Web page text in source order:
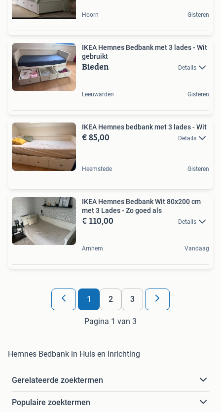
Hoorn Gisteren
IKEA Hemnes Bedbank met 3 lades - Wit
gebruikt
Bieden Details
Leeuwarden Gisteren
IKEA Hemnes bedbank met 3 lades - Wit
€ 85,00 Details
Heemstede Gisteren
IKEA Hemnes Bedbank Wit 80x200 cm
met 3 Lades - Zo goed als
€ 110,00 Details
Arnhem Vandaag
1 2 3
Pagina 1 van 3
Hemnes Bedbank in Huis en Inrichting
Gerelateerde zoektermen
Populaire zoektermen